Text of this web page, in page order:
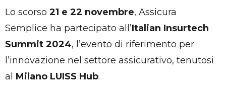
Lo scorso 21 e 22 novembre, Assicura
Semplice ha partecipato all’Italian Insurtech
Summit 2024, l’evento di riferimento per
l’innovazione nel settore assicurativo, tenutosi
al Milano LUISS Hub.